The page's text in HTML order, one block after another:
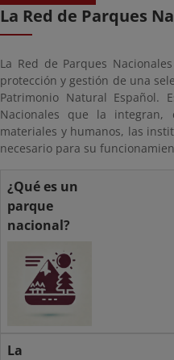
La Red de Parques
La Red de Parques
protección y gestión de una
Patrimonio Natural Español.
Nacionales que la integran,
materiales y humanos, las
necesario para su
¿Qué es un
parque
nacional?
La